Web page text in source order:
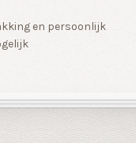
en persoonlijk